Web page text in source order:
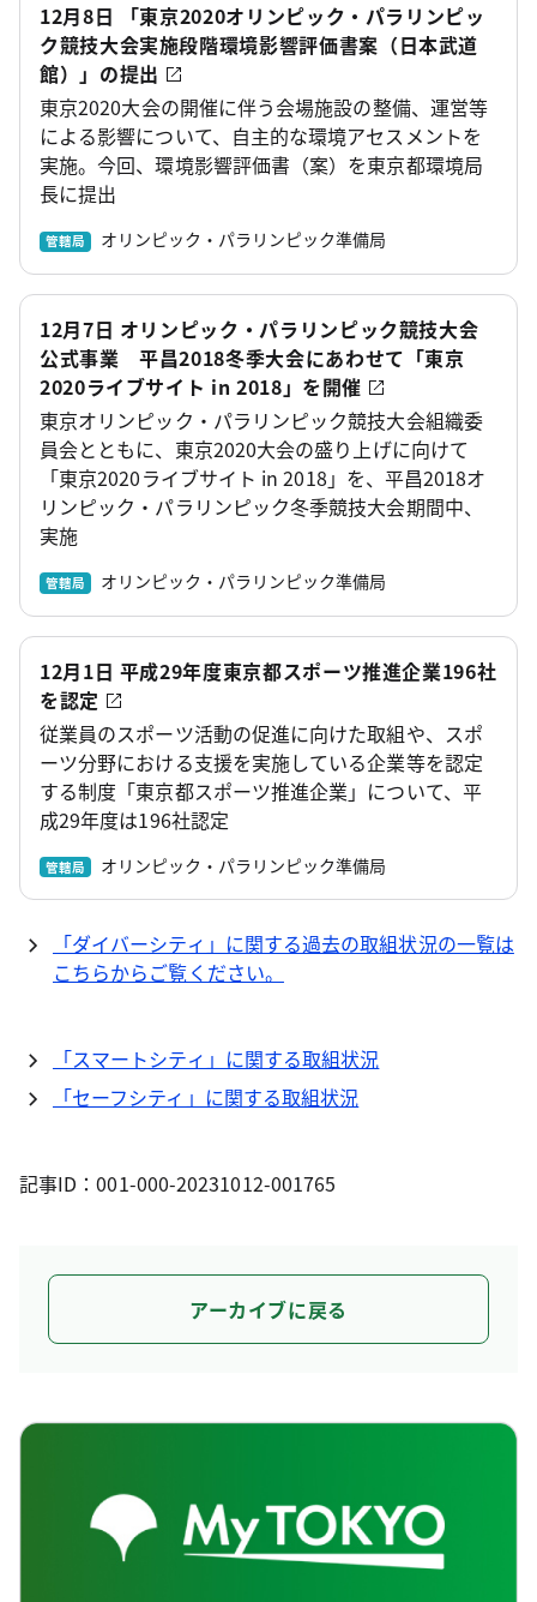
12月8日 「東京2020オリンピック・パラリンピッ
ク競技大会実施段階環境影響評価書案（日本武道
館）」の提出
東京2020大会の開催に伴う会場施設の整備、運営等
による影響について、自主的な環境アセスメントを
実施。今回、環境影響評価書（案）を東京都環境局
長に提出
管轄局 オリンピック・パラリンピック準備局
12月7日 オリンピック・パラリンピック競技大会
公式事業 平昌2018冬季大会にあわせて「東京
2020ライブサイト in 2018」を開催
東京オリンピック・パラリンピック競技大会組織委
員会とともに、東京2020大会の盛り上げに向けて
「東京2020ライブサイト in 2018」を、平昌2018オ
リンピック・パラリンピック冬季競技大会期間中、
実施
管轄局 オリンピック・パラリンピック準備局
12月1日 平成29年度東京都スポーツ推進企業196社
を認定
従業員のスポーツ活動の促進に向けた取組や、スポ
ーツ分野における支援を実施している企業等を認定
する制度「東京都スポーツ推進企業」について、平
成29年度は196社認定
管轄局 オリンピック・パラリンピック準備局
「ダイバーシティ」に関する過去の取組状況の一覧は
こちらからご覧ください。
「スマートシティ」に関する取組状況
「セーフシティ」に関する取組状況
記事ID：001-000-20231012-001765
アーカイブに戻る